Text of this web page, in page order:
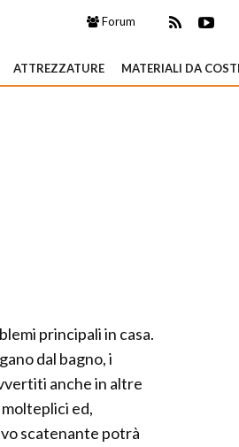
Forum
ATTREZZATURE MATERIALI DA
principali in casa.
dal bagno, i
anche in altre
molteplici ed,
scatenante potrà